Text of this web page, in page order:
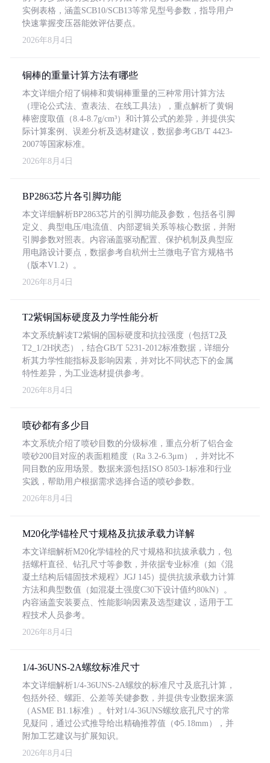
实例表格，涵盖SCB10/SCB13等常见型号参数，指导用户
快速掌握变压器能效评估要点。
2026年8月4日
铜棒的重量计算方法有哪些
本文详细介绍了铜棒和黄铜棒重量的三种常用计算方法
（理论公式法、查表法、在线工具法），重点解析了黄铜
棒密度取值（8.4-8.7g/cm³）和计算公式的差异，并提供实
际计算案例、误差分析及选材建议，数据参考GB/T 4423-
2007等国家标准。
2026年8月4日
BP2863芯片各引脚功能
本文详细解析BP2863芯片的引脚功能及参数，包括各引脚
定义、典型电压/电流值、内部逻辑关系等核心数据，并附
引脚参数对照表。内容涵盖驱动配置、保护机制及典型应
用电路设计要点，数据参考自杭州士兰微电子官方规格书
（版本V1.2）。
2026年8月4日
T2紫铜国标硬度及力学性能分析
本文系统解读T2紫铜的国标硬度和抗拉强度（包括T2及
T2_1/2H状态），结合GB/T 5231-2012标准数据，详细分
析其力学性能指标及影响因素，并对比不同状态下的金属
特性差异，为工业选材提供参考。
2026年8月4日
喷砂都有多少目
本文系统介绍了喷砂目数的分级标准，重点分析了铝合金
喷砂200目对应的表面粗糙度（Ra 3.2-6.3μm），并对比不
同目数的应用场景。数据来源包括ISO 8503-1标准和行业
实践，帮助用户根据需求选择合适的喷砂参数。
2026年8月4日
M20化学锚栓尺寸规格及抗拔承载力详解
本文详细解析M20化学锚栓的尺寸规格和抗拔承载力，包
括螺杆直径、钻孔尺寸等参数，并依据专业标准（如《混
凝土结构后锚固技术规程》JGJ 145）提供抗拔承载力计算
方法和典型数值（如混凝土强度C30下设计值约80kN）。
内容涵盖安装要点、性能影响因素及选型建议，适用于工
程技术人员参考。
2026年8月4日
1/4-36UNS-2A螺纹标准尺寸
本文详细解析1/4-36UNS-2A螺纹的标准尺寸及底孔计算，
包括外径、螺距、公差等关键参数，并提供专业数据来源
（ASME B1.1标准）。针对1/4-36UNS螺纹底孔尺寸的常
见疑问，通过公式推导给出精确推荐值（Φ5.18mm），并
附加工艺建议与扩展知识。
2026年8月4日